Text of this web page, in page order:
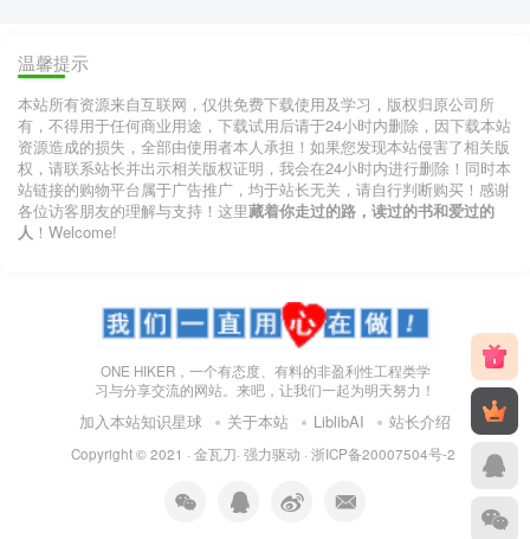
温馨提示
本站所有资源来自互联网，仅供免费下载使用及学习，版权归原公司所
有，不得用于任何商业用途，下载试用后请于24小时内删除，因下载本站
资源造成的损失，全部由使用者本人承担！如果您发现本站侵害了相关版
权，请联系站长并出示相关版权证明，我会在24小时内进行删除！同时本
站链接的购物平台属于广告推广，均于站长无关，请自行判断购买！感谢
各位访客朋友的理解与支持！这里藏着你走过的路，读过的书和爱过的
人 ！Welcome!
ONE HIKER，一个有态度、有料的非盈利性工程类学
习与分享交流的网站。来吧，让我们一起为明天努力！
加入本站知识星球 关于本站 LiblibAI 站长介绍
Copyright © 2021 · 金瓦刀· 强力驱动 · 浙ICP备20007504号-2